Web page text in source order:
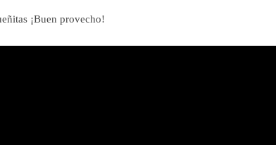
¡Buen provecho!